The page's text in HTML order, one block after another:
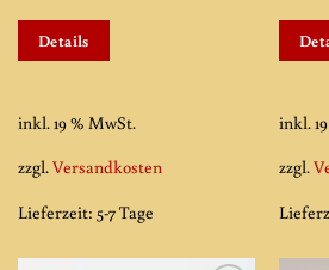
Details
inkl. 19 % MwSt.
zzgl.Versandkosten
Lieferzeit: 5-7 Tage
inkl.
zzgl.